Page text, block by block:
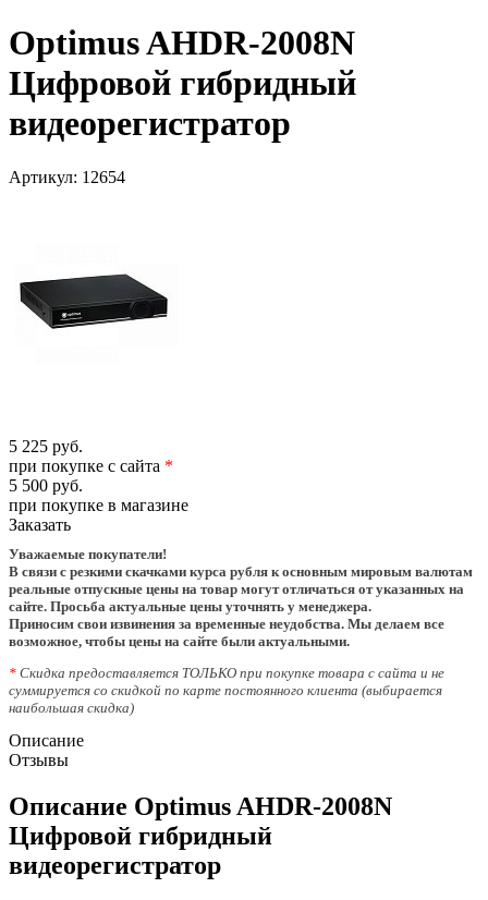
Optimus AHDR-2008N
Цифровой гибридный
видеорегистратор
Артикул: 12654
5 225 руб.
при покупке с сайта *
5 500 руб.
при покупке в магазине
Заказать
Уважаемые покупатели!
В связи с резкими скачками курса рубля к основным мировым валютам
реальные отпускные цены на товар могут отличаться от указанных на
сайте. Просьба актуальные цены уточнять у менеджера.
Приносим свои извинения за временные неудобства. Мы делаем все
возможное, чтобы цены на сайте были актуальными.
* Скидка предоставляется ТОЛЬКО при покупке товара с сайта и не
суммируется со скидкой по карте постоянного клиента (выбирается
наибольшая скидка)
Описание
Отзывы
Описание Optimus AHDR-2008N
Цифровой гибридный
видеорегистратор